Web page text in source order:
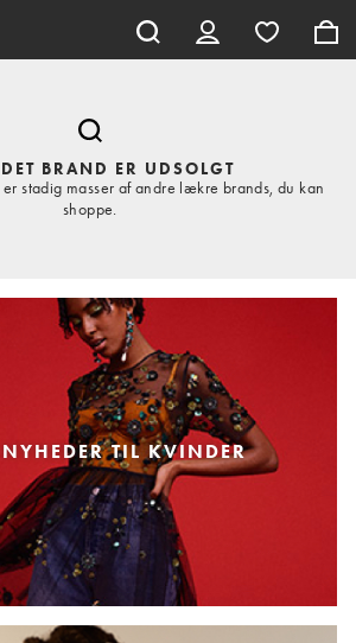
BRAND ER UDSOLGT
stadig masser af andre lækre brands, du kan
shoppe.
TIL KVINDER